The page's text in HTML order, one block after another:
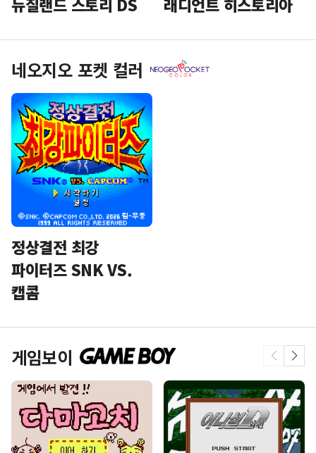
네오지오 포켓 컬러
정상결전 최강
파이터즈 SNK VS.
캡콤
게임보이